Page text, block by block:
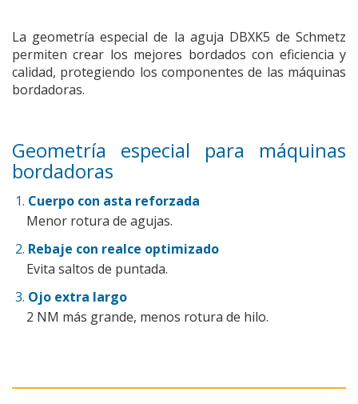
La geometría especial de la aguja DBXK5 de Schmetz
permiten crear los mejores bordados con eficiencia y
calidad, protegiendo los componentes de las máquinas
bordadoras.
Geometría especial para máquinas
bordadoras
Cuerpo con asta reforzada
Menor rotura de agujas.
Rebaje con realce optimizado
Evita saltos de puntada.
Ojo extra largo
2 NM más grande, menos rotura de hilo.